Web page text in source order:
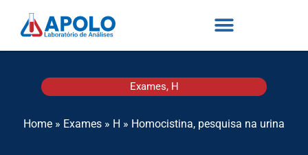
Exames, H
Home » Exames » H » Homocistina, pesquisa na urina